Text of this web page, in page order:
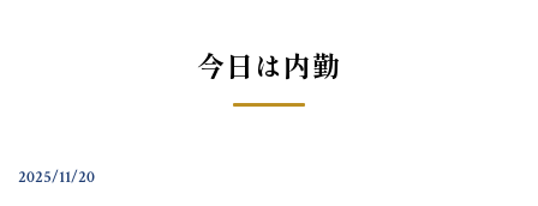
今日は内勤
2025/11/20